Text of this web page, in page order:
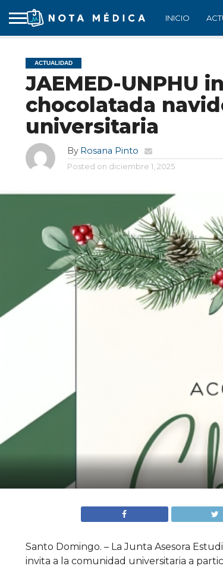
INICIO
ACTUALIDAD
JAEMED-UNPHU
chocolatada
universitaria
By Rosana Pinto
Posted on diciembre 1, 2025
Santo Domingo. – La Junta Asesora
invita a la comunidad universitaria a